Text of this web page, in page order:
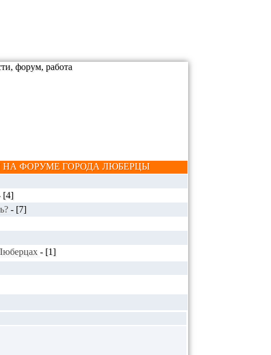
ФОРУМЕ ГОРОДА ЛЮБЕРЦЫ
[4]
- [7]
- [1]